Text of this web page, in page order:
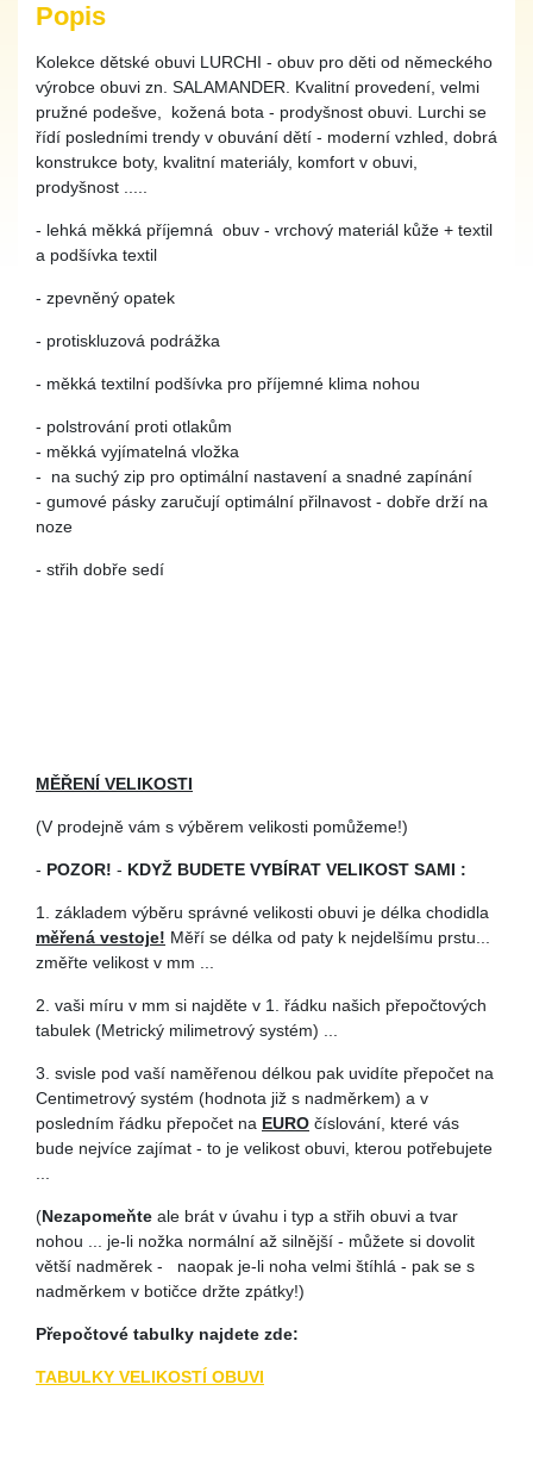
Popis
Kolekce dětské obuvi LURCHI - obuv pro děti od německého
výrobce obuvi zn. SALAMANDER. Kvalitní provedení, velmi
pružné podešve, kožená bota - prodyšnost obuvi. Lurchi se
řídí posledními trendy v obuvání dětí - moderní vzhled, dobrá
konstrukce boty, kvalitní materiály, komfort v obuvi,
prodyšnost .....
- lehká měkká příjemná obuv - vrchový materiál kůže + textil
a podšívka textil
- zpevněný opatek
- protiskluzová podrážka
- měkká textilní podšívka pro příjemné klima nohou
- polstrování proti otlakům
- měkká vyjímatelná vložka
-
na suchý zip pro optimální nastavení a snadné zapínání
- gumové pásky zaručují optimální přilnavost - dobře drží na
noze
- střih dobře sedí
MĚŘENÍ VELIKOSTI
(V prodejně vám s výběrem velikosti pomůžeme!)
- POZOR! - KDYŽ BUDETE VYBÍRAT VELIKOST SAMI :
1. základem výběru správné velikosti obuvi je délka chodidla
měřená vestoje! Měří se délka od paty k nejdelšímu prstu...
změřte velikost v mm ...
2. vaši míru v mm si najděte v 1. řádku našich přepočtových
tabulek (Metrický milimetrový systém) ...
3. svisle pod vaší naměřenou délkou pak uvidíte přepočet na
Centimetrový systém (hodnota již s nadměrkem) a v
posledním řádku přepočet na EURO číslování, které vás
bude nejvíce zajímat - to je velikost obuvi, kterou potřebujete
(Nezapomeňte ale brát v úvahu i typ a střih obuvi a tvar
nohou ... je-li nožka normální až silnější - můžete si dovolit
větší nadměrek - naopak je-li noha velmi štíhlá - pak se s
nadměrkem v botičce držte zpátky!)
Přepočtové tabulky najdete zde:
TABULKY VELIKOSTÍ OBUVI